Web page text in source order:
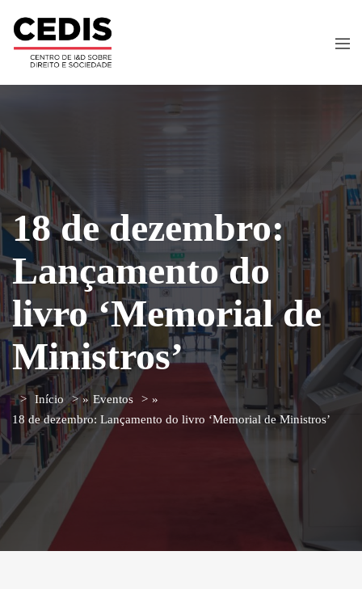
18 de dezembro:
Lançamento do
livro ‘Memorial de
Ministros’
Início » Eventos
»
18 de dezembro: Lançamento do livro ‘Memorial de Ministros’